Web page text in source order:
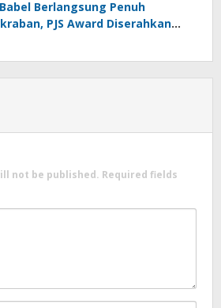
Penuh
PJS Award Diserahkan
not be published. Required fields